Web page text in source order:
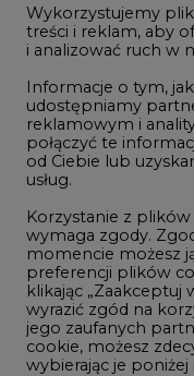
Studio CIRE
Rozmowy o
Gospodarka
Geopolityka
LTE450
Innowacje i AI
Telekomunikacja
Handel emisjami
Wodór
Górnictwo
Wykorzystujemy
treści i reklam, aby
i analizować ruch w
Informacje o tym,
udostępniamy
reklamowym i
połączyć te
od Ciebie lub
usług.
Korzystanie z
wymaga zgody.
momencie możesz
preferencji plików
klikając „Zaakceptuj
wyrazić zgód na
jego zaufanych
cookie, możesz
wybierając je poniżej